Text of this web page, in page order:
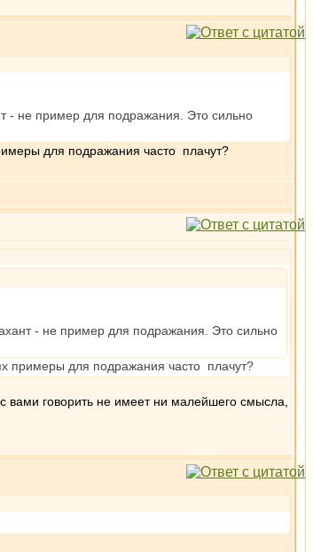
- не пример для подражания. Это сильно
для подражания часто плачут?
- не пример для подражания. Это сильно
примеры для подражания часто плачут?
говорить не имеет ни малейшего смысла,